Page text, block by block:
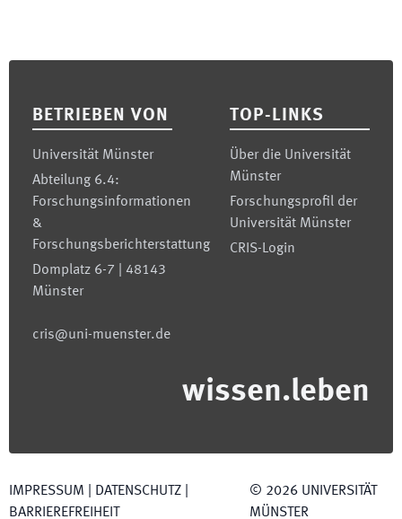
BETRIEBEN VON
Universität Münster
Abteilung 6.4:
Forschungsinformationen
&
Forschungsberichterstattung
Domplatz 6-7 | 48143
Münster
cris@uni-muenster.de
TOP-LINKS
Über die Universität
Münster
Forschungsprofil der
Universität Münster
CRIS-Login
wissen.leben
IMPRESSUM DATENSCHUTZ
BARRIEREFREIHEIT
© 2026 UNIVERSITÄT
MÜNSTER